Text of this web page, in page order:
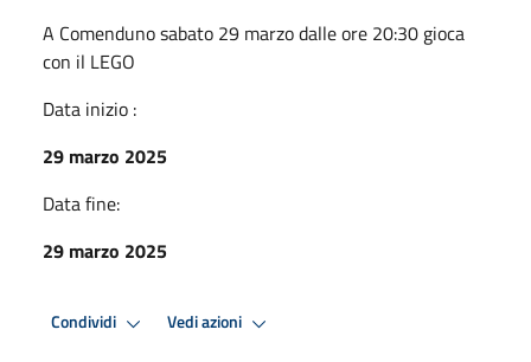
A Comenduno sabato 29 marzo dalle ore 20:30 gioca
con il LEGO
Data inizio :
29 marzo 2025
Data fine:
29 marzo 2025
Condividi Vedi azioni